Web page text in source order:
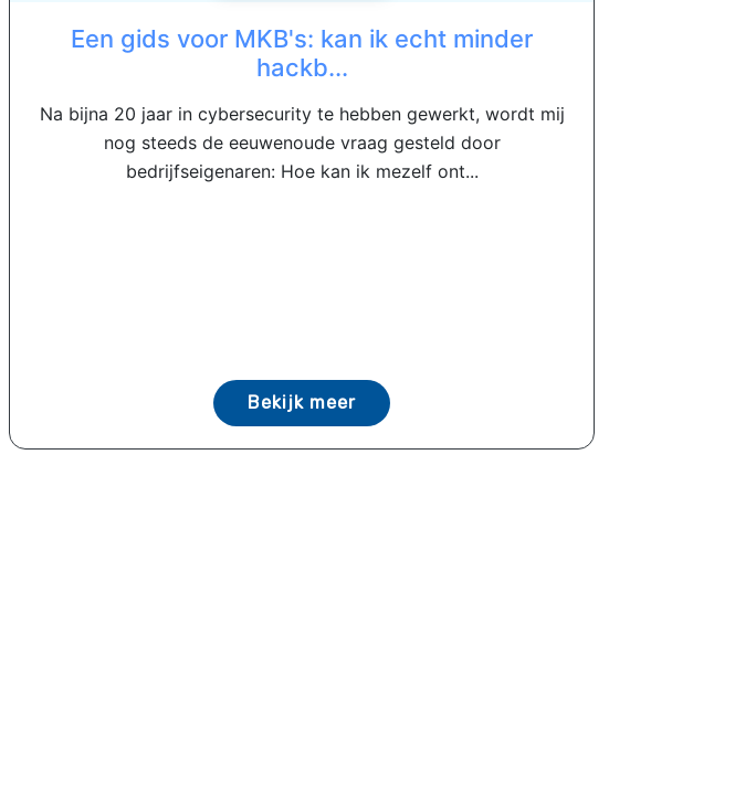
Een gids voor MKB's: kan ik echt minder
hackb...
Na bijna 20 jaar in cybersecurity te hebben gewerkt, wordt mij
nog steeds de eeuwenoude vraag gesteld door
bedrijfseigenaren: Hoe kan ik mezelf ont...
Bekijk meer